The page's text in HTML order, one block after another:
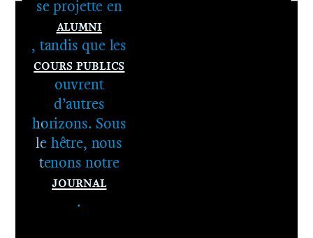
se projette en
Alumni
, tandis que les
Cours publics
ouvrent
d’autres
horizons. Sous
le hêtre, nous
tenons notre
Journal
.